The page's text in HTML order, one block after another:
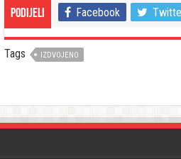
Podijeli Facebook
Tags IZDVOJENO